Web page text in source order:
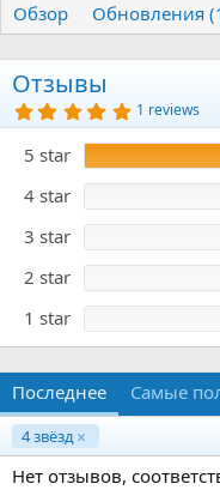
т
о
р
т
а
с
д
а
н
и
я
Обзор Обновления
Отзывы
5
.
0
0
з
ё
з
1 reviews
5 star
4 star
3 star
2 star
1 star
Последнее Самые
4 звёзд
Нет отзывов,